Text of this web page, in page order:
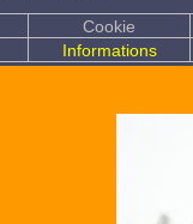
Cookie
Informations